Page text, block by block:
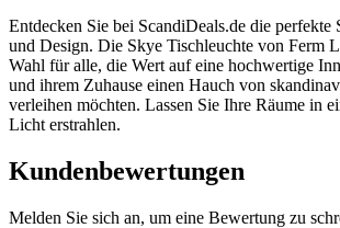
Entdecken Sie bei ScandiDeals.de die perfekte
und Design. Die Skye Tischleuchte von Ferm
Wahl für alle, die Wert auf eine hochwertige
und ihrem Zuhause einen Hauch von
verleihen möchten. Lassen Sie Ihre Räume in
Licht erstrahlen.
Kundenbewertungen
Melden Sie sich an, um eine Bewertung zu